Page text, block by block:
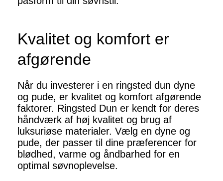
Kvalitet og komfort er
afgørende
Når du investerer i en ringsted dun dyne
og pude, er kvalitet og komfort afgørende
faktorer. Ringsted Dun er kendt for deres
håndværk af høj kvalitet og brug af
luksuriøse materialer. Vælg en dyne og
pude, der passer til dine præferencer for
blødhed, varme og åndbarhed for en
optimal søvnoplevelse.